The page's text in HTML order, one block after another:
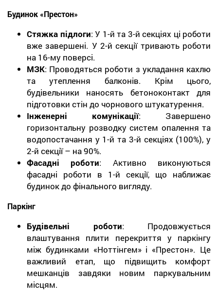
Будинок «Престон»
Стяжка підлоги: У 1-й та 3-й секціях ці роботи
вже завершені. У 2-й секції тривають роботи
на 16-му поверсі.
МЗК: Проводяться роботи з укладання кахлю
та утеплення балконів. Крім цього,
будівельники наносять бетоноконтакт для
підготовки стін до чорнового штукатурення.
Інженерні комунікації: Завершено
горизонтальну розводку систем опалення та
водопостачання у 1-й та 3-й секціях (100%), у
2-й секції – на 90%.
Фасадні роботи: Активно виконуються
фасадні роботи в 1-й секції, що наближає
будинок до фінального вигляду.
Паркінг
Будівельні роботи: Продовжується
влаштування плити перекриття у паркінгу
між будинками «Ноттінгем» і «Престон». Це
важливий етап, що підвищить комфорт
мешканців завдяки новим паркувальним
місцям.